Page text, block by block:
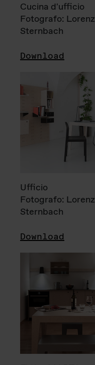
Cucina d'ufficio
Fotografo: Lorenz
Sternbach
Download
Ufficio
Fotografo: Lorenz
Sternbach
Download